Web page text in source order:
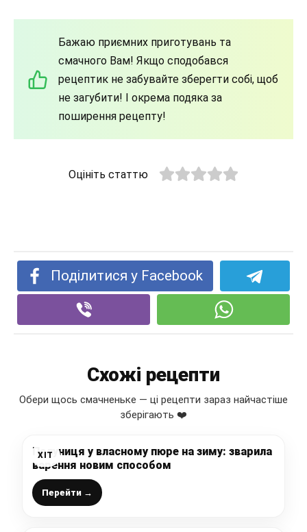
Бажаю приємних приготувань та
смачного Вам! Якщо сподобався
рецептик не забувайте зберегти собі, щоб
не загубити! І окрема подяка за
поширення рецепту!
Оцініть статтю
Поділитися у Facebook
Схожі рецепти
Обери щось смачненьке — ці рецепти зараз найчастіше
зберігають ❤️
ХІТ
Полуниця у власному пюре на зиму: зварила
варення новим способом
Перейти →